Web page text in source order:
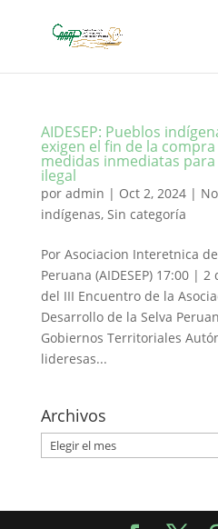
AIDESEP: Pueblos
exigen el fin de la compra
medidas inmediatas
ilegal
por admin | Oct 2, 2024|
indígenas, Sin categoría
Por Asociacion Interetnica
Peruana (AIDESEP) 17:00 |
del III Encuentro de la
Desarrollo de la Selva
Gobiernos Territoriales
lideresas...
Archivos
Archivos